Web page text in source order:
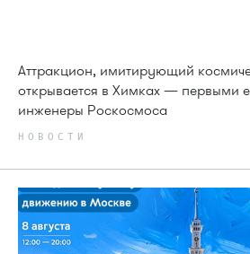
Аттракцион, имитирующий
открывается в Химках — первыми
инженеры Роскосмоса
НОВОСТИ